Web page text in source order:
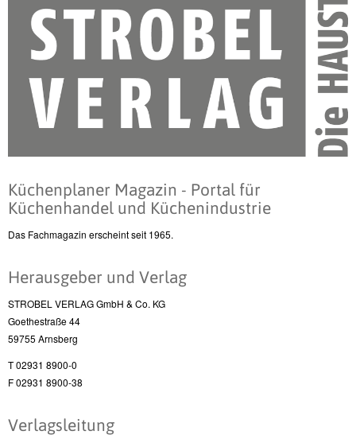
Küchenplaner Magazin - Portal für
Küchenhandel und Küchenindustrie
Das Fachmagazin erscheint seit 1965.
Herausgeber und Verlag
STROBEL VERLAG GmbH & Co. KG
Goethestraße 44
59755 Arnsberg
T 02931 8900-0
F 02931 8900-38
Verlagsleitung